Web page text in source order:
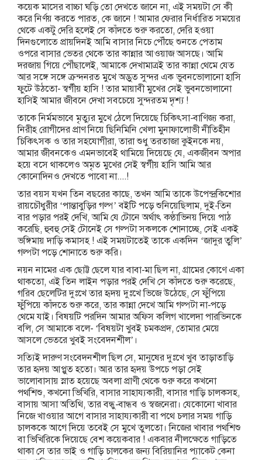
কয়েক মাসের বাচ্চা ঘড়ি তো দেখতে জানে না, এই সময়টা সে কী
করে নির্ণয় করতে পারত, কে জানে ! আমার ফেরার নির্ধারিত সময়ের
থেকে একটু দেরি হলেই সে কাঁদতে শুরু করতো, দেরি হওয়া
দিনগুলোতে প্রায়দিনই আমি বাসার নিচে পৌঁছে শুনতে পেতাম
ওপরে বাসার ভেতর থেকে তার কান্নার আওয়াজ আসছে। আমি
দরজায় গিয়ে পৌঁছালেই, আমাকে দেখামাত্রই তার কান্না থেমে যেত
আর সঙ্গে সঙ্গে ক্রন্দনরত মুখে অদ্ভুত সুন্দর এক ভুবনভোলানো হাসি
ফুটে উঠতো- স্বর্গীয় হাসি ! তার মায়াবী মুখের সেই ভুবনভোলানো
হাসিই আমার জীবনে দেখা সবচেয়ে সুন্দরতম দৃশ্য !
তাকে নির্মমভাবে মৃত্যুর মুখে ঠেলে দিয়েছে চিকিৎসা-বাণিজ্য করা,
নিরীহ রোগীদের প্রাণ নিয়ে ছিনিমিনি খেলা মুনাফালোভী নীতিহীন
চিকিৎসক ও তার সহযোগীরা, তারা শুধু তরতাজা কুইনকে নয়,
আমার জীবনকেও এমনভাবেই থামিয়ে দিয়েছে যে, একজীবন অপার
হয়ে বসে থাকলেও অমৃত মুখের সেই স্বর্গীয় হাসি আমি আর
কোনোদিনও দেখতে পাবো না....!
তার বয়স যখন তিন বছরের কাছে, তখন আমি তাকে উপেন্দ্রকিশোর
রায়চৌধুরীর ‘পান্তাবুড়ির গল্প’ বইটি পড়ে শুনিয়েছিলাম, দুই-তিন
বার পড়ার পরই দেখি, আমি যে টোনে অর্থাৎ কণ্ঠাভিনয় দিয়ে পাঠ
করেছি, হুবহু সেই টোনেই সে গল্পটা সকলকে শোনাচ্ছে, সেই একই
ভঙ্গিমায় দাড়ি কমাসহ ! এই সময়টাতেই তাকে একদিন ‘জাদুর তুলি’
গল্পটা পড়ে শোনাতে শুরু করি।
নয়ন নামের এক ছোট্ট ছেলে যার বাবা-মা ছিল না, গ্রামের কোণে একা
থাকতো, এই তিন লাইন পড়ার পরই দেখি সে কাঁদতে শুরু করেছে,
গরিব ছেলেটির দুঃখে তার হৃদয় দুঃখে ভিজে উঠেছে, সে ফুঁপিয়ে
ফুঁপিয়ে কাঁদতে শুরু করে, তার কান্না দেখে আমি গল্পটা না-পড়ে
থেমে যাই। বিষয়টি পরদিন আমার অফিস কলিগ খালেদা পারভিনকে
বলি, সে আমাকে বলে- ‘বিষয়টা খুবই চমকপ্রদ, তোমার মেয়ে
আসলে ভেতরে খুবই সংবেদনশীল’।
সত্যিই দারুণ সংবেদনশীল ছিল সে, মানুষের দুঃখে খুব তাড়াতাড়ি
তার হৃদয় আপ্লুত হতো। আর তার হৃদয় উপচে পড়া সেই
ভালোবাসায় স্নাত হয়েছে অবলা প্রাণী থেকে শুরু করে কখনো
পথশিশু, কখনো ভিখিরি, বাসার সাহায্যকারী, বাসার গাড়ি চালকসহ,
বাসায় আসা অতিথি, তার বন্ধু-বান্ধব ও স্বজনেরা। যেকোনো খাবার
নিজে খাওয়ার আগে বাসার সাহায্যকারী বা পথে চলার সময় গাড়ি
চালককে আগে দিয়ে তবেই সে মুখে তুলতো। নিজের খাবার পথশিশু
বা ভিখিরিকে দিয়েছে বেশ কয়েকবার ! একবার নীলক্ষেতে গাড়িতে
থাকা সে তার ভাই ও গাড়ি চালকের জন্য বিরিয়ানির প্যাকেট কেনা